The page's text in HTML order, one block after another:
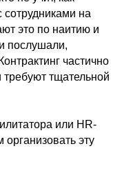
на
это по наитию и
послушали,
частично
тщательной
или HR-
эту